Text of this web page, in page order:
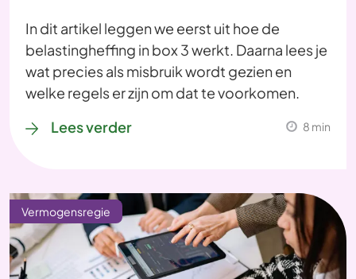
In dit artikel leggen we eerst uit hoe de
belastingheffing in box 3 werkt. Daarna lees je
wat precies als misbruik wordt gezien en
welke regels er zijn om dat te voorkomen.
Lees verder
8 min
Vermogensregie